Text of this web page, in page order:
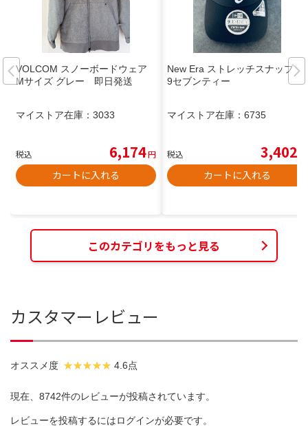
VOLCOM スノーボードウェア
Mサイズ グレー 即日発送
マイストア在庫： 3033
税込 6,174円
カートに入れる
New Era ストレッチスナップ
9セブンティー
マイストア在庫： 6735
税込 3,402
カートに入れる
このカテゴリをもっと見る
カスタマーレビュー
オススメ度 4.6点
現在、8742件のレビューが投稿されています。
レビューを投稿するにはログインが必要です。